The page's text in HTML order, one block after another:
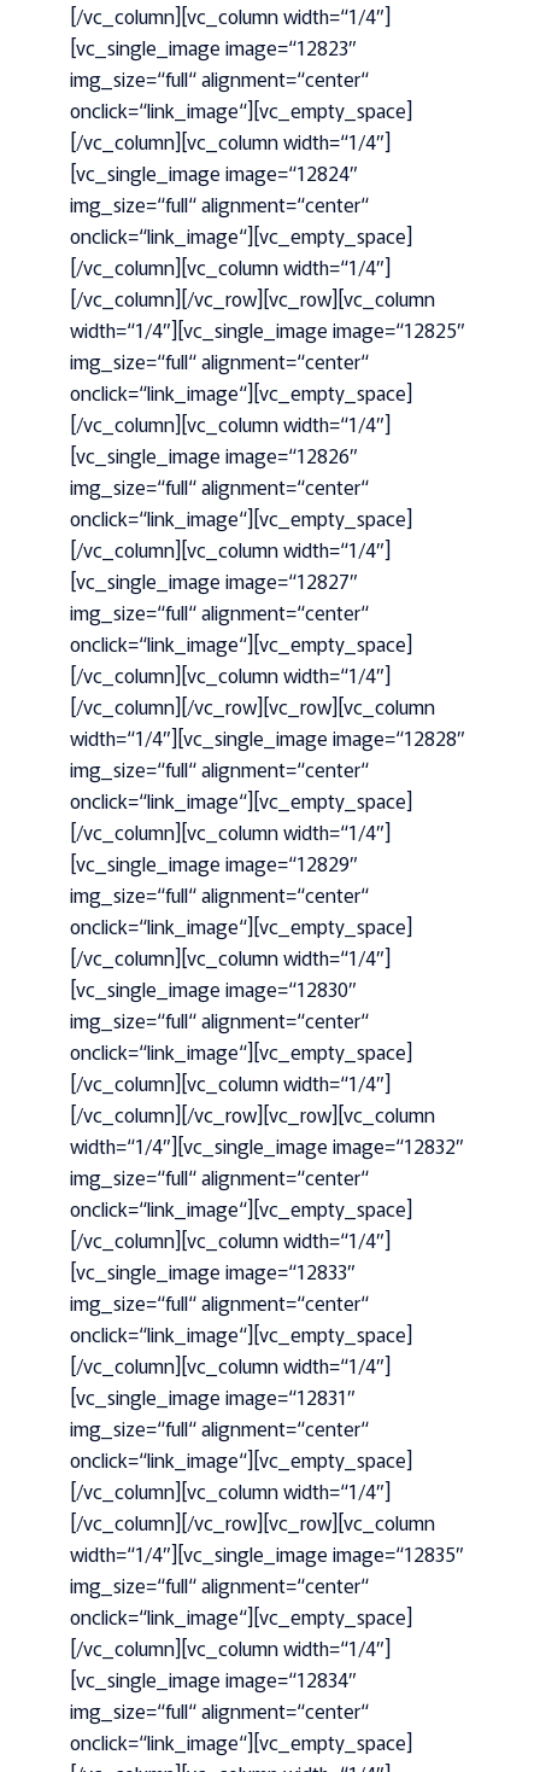
[/vc_column][vc_column width=“1/4″]
[vc_single_image image=“12823″
img_size=“full“ alignment=“center“
onclick=“link_image“][vc_empty_space]
[/vc_column][vc_column width=“1/4″]
[vc_single_image image=“12824″
img_size=“full“ alignment=“center“
onclick=“link_image“][vc_empty_space]
[/vc_column][vc_column width=“1/4″]
[/vc_column][/vc_row][vc_row][vc_column
width=“1/4″][vc_single_image image=“12825″
img_size=“full“ alignment=“center“
onclick=“link_image“][vc_empty_space]
[/vc_column][vc_column width=“1/4″]
[vc_single_image image=“12826″
img_size=“full“ alignment=“center“
onclick=“link_image“][vc_empty_space]
[/vc_column][vc_column width=“1/4″]
[vc_single_image image=“12827″
img_size=“full“ alignment=“center“
onclick=“link_image“][vc_empty_space]
[/vc_column][vc_column width=“1/4″]
[/vc_column][/vc_row][vc_row][vc_column
width=“1/4″][vc_single_image image=“12828″
img_size=“full“ alignment=“center“
onclick=“link_image“][vc_empty_space]
[/vc_column][vc_column width=“1/4″]
[vc_single_image image=“12829″
img_size=“full“ alignment=“center“
onclick=“link_image“][vc_empty_space]
[/vc_column][vc_column width=“1/4″]
[vc_single_image image=“12830″
img_size=“full“ alignment=“center“
onclick=“link_image“][vc_empty_space]
[/vc_column][vc_column width=“1/4″]
[/vc_column][/vc_row][vc_row][vc_column
width=“1/4″][vc_single_image image=“12832″
img_size=“full“ alignment=“center“
onclick=“link_image“][vc_empty_space]
[/vc_column][vc_column width=“1/4″]
[vc_single_image image=“12833″
img_size=“full“ alignment=“center“
onclick=“link_image“][vc_empty_space]
[/vc_column][vc_column width=“1/4″]
[vc_single_image image=“12831″
img_size=“full“ alignment=“center“
onclick=“link_image“][vc_empty_space]
[/vc_column][vc_column width=“1/4″]
[/vc_column][/vc_row][vc_row][vc_column
width=“1/4″][vc_single_image image=“12835″
img_size=“full“ alignment=“center“
onclick=“link_image“][vc_empty_space]
[/vc_column][vc_column width=“1/4″]
[vc_single_image image=“12834″
img_size=“full“ alignment=“center“
onclick=“link_image“][vc_empty_space]